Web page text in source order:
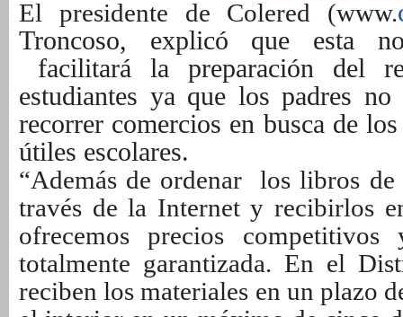
El presidente de Colered (www.
Troncoso, explicó que esta
facilitará la preparación del
estudiantes ya que los padres
recorrer comercios en busca de
útiles escolares.
“Además de ordenar los libros
través de la Internet y recibirlos
ofrecemos precios
totalmente garantizada. En el
reciben los materiales en un plazo